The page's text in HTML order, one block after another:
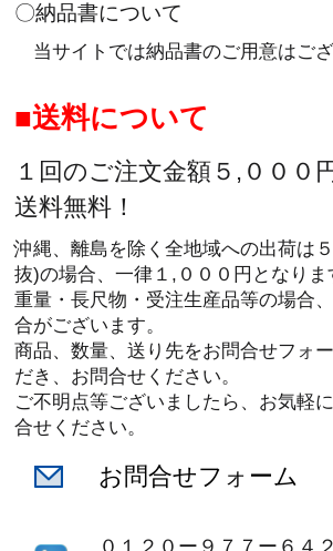
〇納品書について
当サイトでは納品書のご用意はござ
送料について
１回のご注文金額５,０００
送料無料！
沖縄、離島を除く全地域への出荷は
抜)の場合、一律１,０００円となりま
重量・長尺物・受注生産品等の場合
合がございます。
商品、数量、送り先をお問合せフォ
だき、お問合せください。
ご不明点等ございましたら、お気軽
合せください。
お問合せフォーム